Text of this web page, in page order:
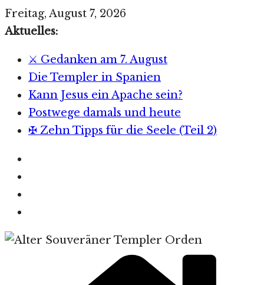
Zum
Inhalt
Freitag, August 7, 2026
Aktuelles:
⚔️ Gedanken am 7. August
Die Templer in Spanien
Kann Jesus ein Apache sein?
Postwege damals und heute
✠ Zehn Tipps für die Seele (Teil 2)